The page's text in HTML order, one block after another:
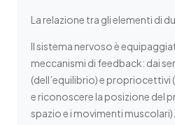
La relazione tra gli elementi di
Il sistema nervoso è
meccanismi di feedback: dai
(dell’equilibrio) e propriocettivi
e riconoscere la posizione del
spazio e i movimenti muscolari).